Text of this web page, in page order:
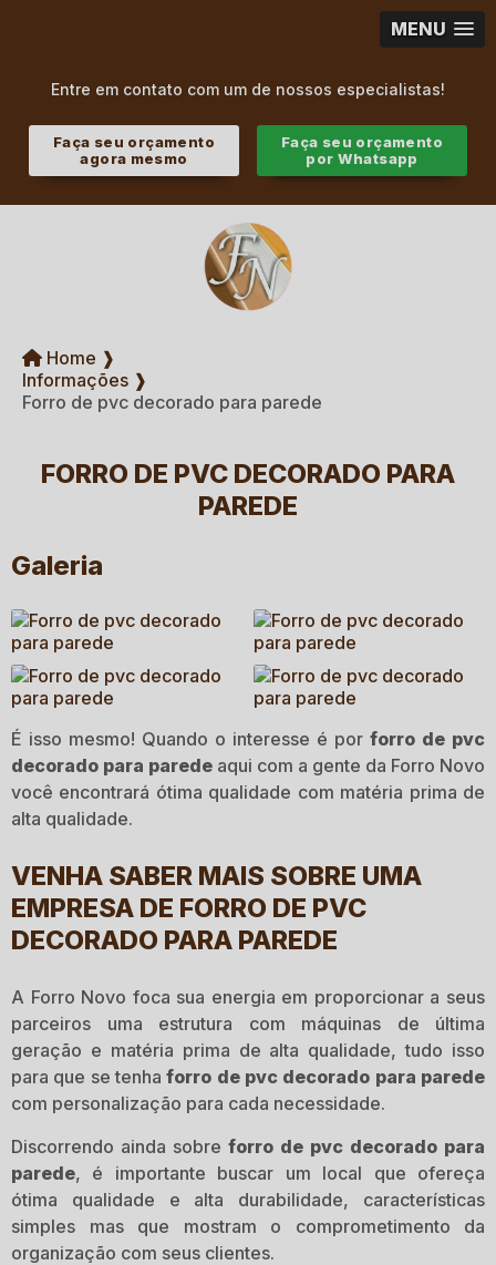
MENU
Entre em contato com um de nossos especialistas!
Faça seu orçamento
agora mesmo
Faça seu orçamento
por Whatsapp
Home ❱
Informações ❱
Forro de pvc decorado para parede
FORRO DE PVC DECORADO PARA
PAREDE
Galeria
É isso mesmo! Quando o interesse é por forro de pvc
decorado para parede aqui com a gente da Forro Novo
você encontrará ótima qualidade com matéria prima de
alta qualidade.
VENHA SABER MAIS SOBRE UMA
EMPRESA DE FORRO DE PVC
DECORADO PARA PAREDE
A Forro Novo foca sua energia em proporcionar a seus
parceiros uma estrutura com máquinas de última
geração e matéria prima de alta qualidade, tudo isso
para que se tenhaforro de pvc decorado para parede
com personalização para cada necessidade.
Discorrendo ainda sobre forro de pvc decorado para
parede, é importante buscar um local que ofereça
ótima qualidade e alta durabilidade, características
simples mas que mostram o comprometimento da
organização com seus clientes.